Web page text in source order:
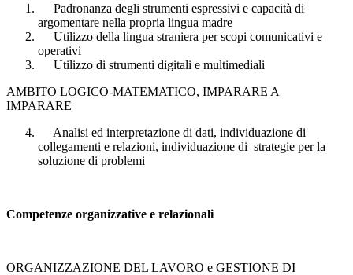
Padronanza degli strumenti espressivi e capacità di
argomentare nella propria lingua madre
Utilizzo della lingua straniera per scopi comunicativi e
operativi
Utilizzo di strumenti digitali e multimediali
AMBITO LOGICO-MATEMATICO, IMPARARE A
IMPARARE
Analisi ed interpretazione di dati, individuazione di
collegamenti e relazioni, individuazione di strategie per la
soluzione di problemi
Competenze organizzative e relazionali
ORGANIZZAZIONE DEL LAVORO e GESTIONE DI